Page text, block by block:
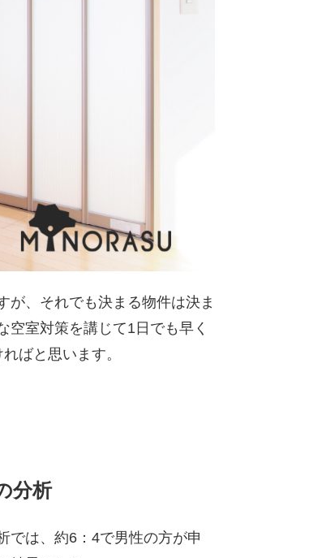
、それでも決まる物件は決ま
空室対策を講じて1日でも早く
ばと思います。
分析
では、約6：4で男性の方が申